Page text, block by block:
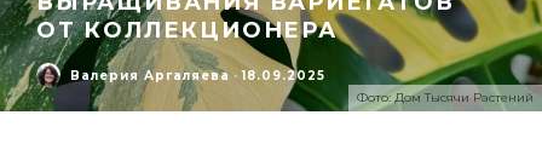
Фото: Дом Тысячи Растений
ОТ КОЛЛЕКЦИОНЕРА
Валерия Аргаляева · 18.09.2025